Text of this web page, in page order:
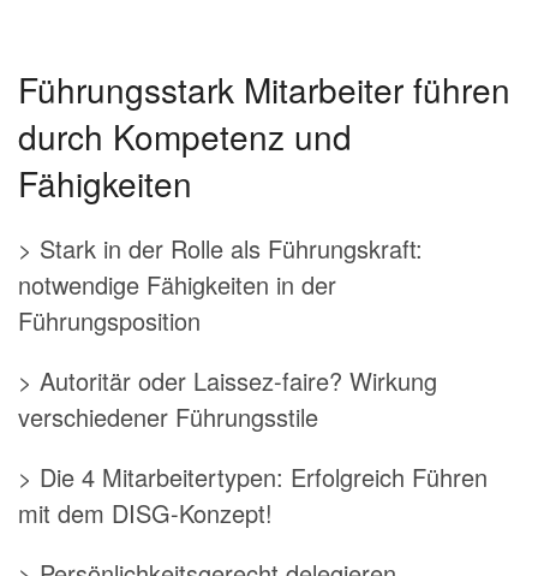
Führungsstark Mitarbeiter führen
durch Kompetenz und
Fähigkeiten
> Stark in der Rolle als Führungskraft:
notwendige Fähigkeiten in der
Führungsposition
> Autoritär oder Laissez-faire? Wirkung
verschiedener Führungsstile
> Die 4 Mitarbeitertypen: Erfolgreich Führen
mit dem DISG-Konzept!